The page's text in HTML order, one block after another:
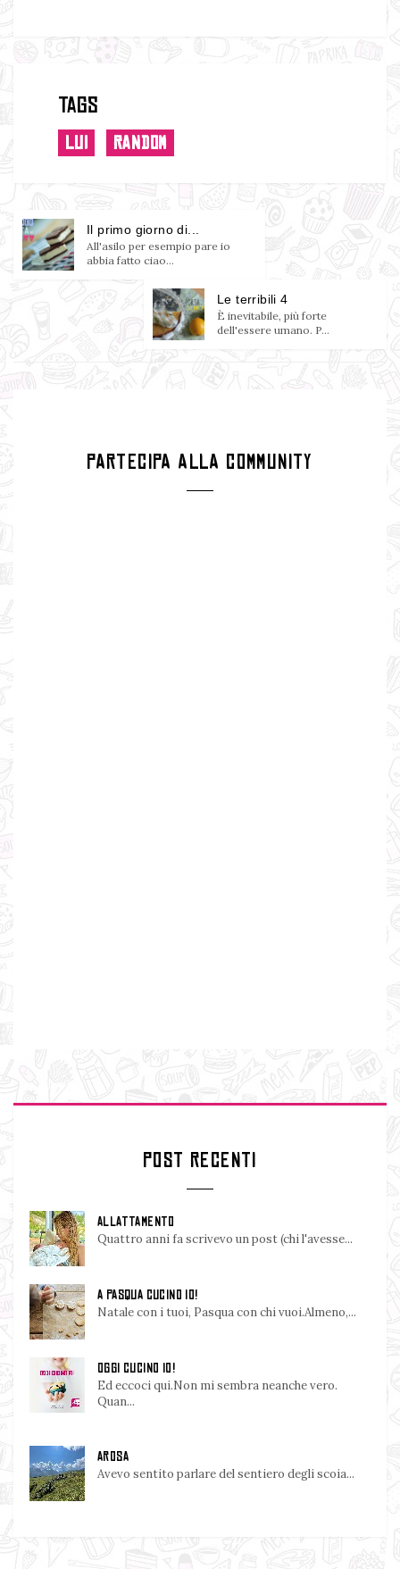
Tags
LUI RANDOM
Il primo giorno di...
All'asilo per esempio pare io
abbia fatto ciao...
Le terribili 4
È inevitabile, più forte
dell'essere umano. P...
PARTECIPA ALLA COMMUNITY
POST RECENTI
ALLATTAMENTO
Quattro anni fa scrivevo un post (chi l'avesse...
A PASQUA CUCINO IO!
Natale con i tuoi, Pasqua con chi vuoi.Almeno,...
OGGI CUCINO IO!
Ed eccoci qui.Non mi sembra neanche vero.
Quan...
AROSA
Avevo sentito parlare del sentiero degli scoia...